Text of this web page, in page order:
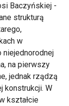
Baczyńskiej -
strukturą
w
niejednorodnej
na pierwszy
jednak rządzą
konstrukcji. W
kształcie